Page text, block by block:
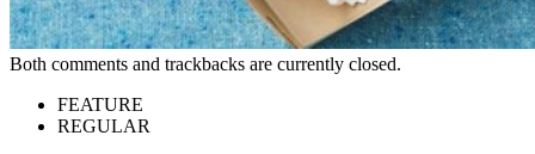
Both comments and trackbacks are currently closed.
FEATURE
REGULAR